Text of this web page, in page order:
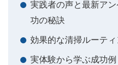
実践者の声と最新ア
功の秘訣
効果的な清掃ルーテ
実体験から学ぶ成功例